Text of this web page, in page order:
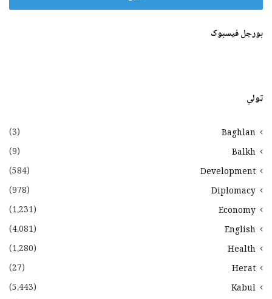
بورجل فیسبوک
ټولي
Baghlan
(3)
Balkh
(9)
Development
(584)
Diplomacy
(978)
Economy
(1،231)
English
(4،081)
Health
(1،280)
Herat
(27)
Kabul
(5،443)